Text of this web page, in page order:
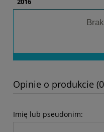
Opinie o produkcie
Imię lub pseudonim: